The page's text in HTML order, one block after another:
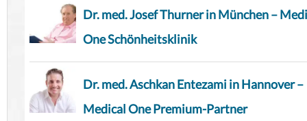
Dr. med. Josef Thurner in München –
One Schönheitsklinik
Dr. med. Aschkan Entezami in Hannover –
Medical One Premium-Partner